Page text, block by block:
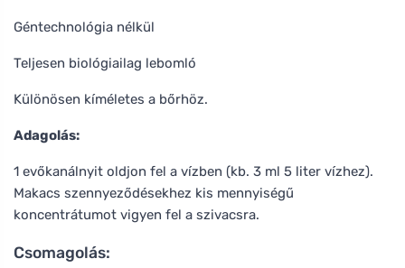
Géntechnológia nélkül
Teljesen biológiailag lebomló
Különösen kíméletes a bőrhöz.
Adagolás:
1 evőkanálnyit oldjon fel a vízben (kb. 3 ml 5 liter vízhez).
Makacs szennyeződésekhez kis mennyiségű
koncentrátumot vigyen fel a szivacsra.
Csomagolás: